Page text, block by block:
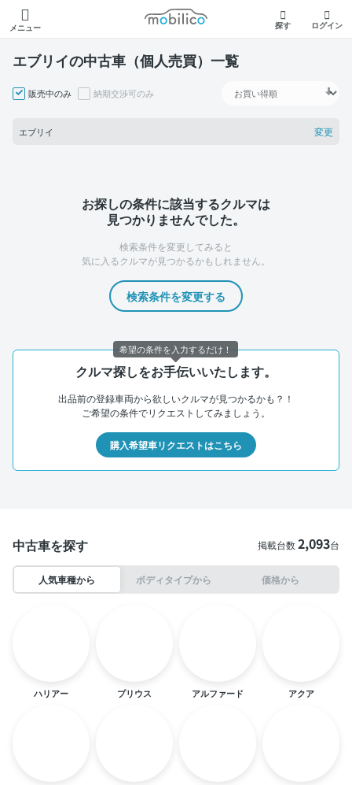
メニュー
モビリコ
探す ログイン
エブリイの中古車（個人売買）一覧
販売中のみ 納期交渉可のみ
エブリイ 変更
お探しの条件に該当するクルマは
見つかりませんでした。
検索条件を変更してみると
気に入るクルマが見つかるかもしれません。
検索条件を変更する
クルマ探しをお手伝いいたします。
出品前の登録車両から欲しいクルマが見つかるかも？！
ご希望の条件でリクエストしてみましょう。
購入希望車リクエストはこちら
中古車を探す 掲載台数2,093台
人気車種から ボディタイプから 価格から
ハリアー プリウス アルファード アクア
希望の条件を入力するだけ！